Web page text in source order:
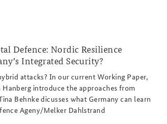
in Security Policy
Security Policy
Defence: Nordic Resilience
Integrated Security?
attacks? In our current Working Paper,
Hanberg introduce the approaches from
Behnke dicusses what Germany can learn
Ageny/Melker Dahlstrand